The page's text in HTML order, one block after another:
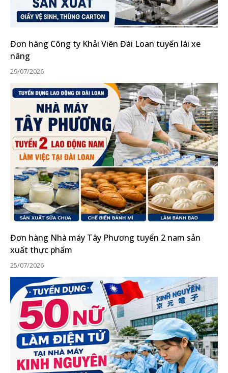
Đơn hàng Công ty Khải Viên Đài Loan tuyển lái xe
nâng
29/07/2026
Đơn hàng Nhà máy Tây Phương tuyển 2 nam sản
xuất thực phẩm
25/07/2026